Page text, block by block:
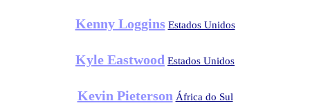
Kenny Loggins Estados Unidos
Kyle Eastwood Estados Unidos
Kevin Pieterson África do Sul